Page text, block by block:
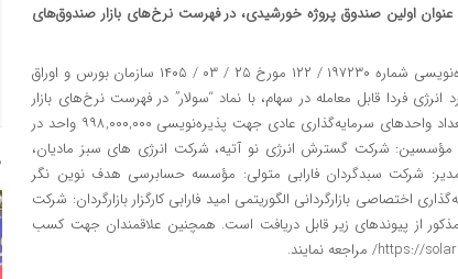
عنوان اولین صندوق پروژه خورشیدی، در فهرست نرخ‌های بازار صندوق‌های
به نقل از مدیریت پذیرش؛ طبق مجوز پذیره‌نویسی شماره ۱۹۷۲۳۰ / ۱۲۲ مورخ ۲۵ / ۰۳ / ۱۴۰۵ سازمان بورس و اوراق
پروژه راهبرد انرژی فردا قابل معامله در سهام، با نماد “سولار” در فهرست نرخ‌های بازار
صندوق‌های سرمایه‌گذاری قابل معامله در بورس تهران درج شد‌. تعداد واحدهای سرمایه‌گذاری عادی جهت پذیره‌نویسی ۹۹۸,۰۰۰,۰۰۰ واحد در
شرکت گسترش انرژی نو آتیه، شرکت انرژی های سبز مادیان،
شرکت سبدگردان فارابی متولی: مؤسسه حسابرسی هدف نوین نگر
اختصاصی بازارگردانی الگوریتمی امید فارابی کارگزار بازارگردان: شرکت
مذکور از پیوندهای زیر قابل دریافت است. همچنین علاقمندان جهت کسب